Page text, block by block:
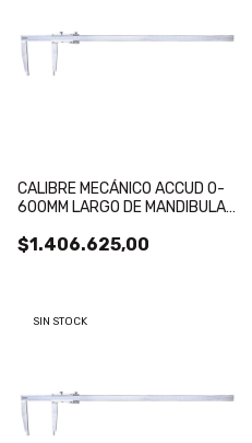
CALIBRE MECÁNICO ACCUD 0-
600MM LARGO DE MANDIBULA
$1.406.625,00
SIN STOCK